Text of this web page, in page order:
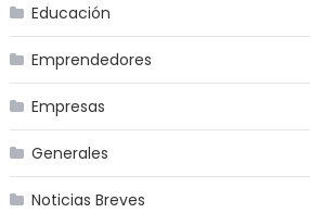
Educación
Emprendedores
Empresas
Generales
Noticias Breves